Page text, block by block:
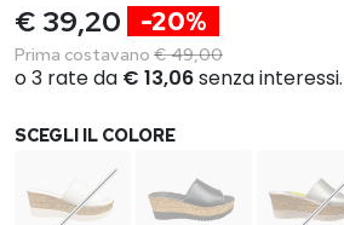
€ 39,20 -20%
Prima costavano € 49,00
SCEGLI IL COLORE